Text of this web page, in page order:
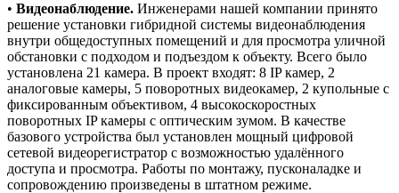
• Видеонаблюдение. Инженерами нашей компании принято
решение установки гибридной системы видеонаблюдения
внутри общедоступных помещений и для просмотра уличной
обстановки с подходом и подъездом к объекту. Всего было
установлена 21 камера. В проект входят: 8 IP камер, 2
аналоговые камеры, 5 поворотных видеокамер, 2 купольные с
фиксированным объективом, 4 высокоскоростных
поворотных IP камеры с оптическим зумом. В качестве
базового устройства был установлен мощный цифровой
сетевой видеорегистратор с возможностью удалённого
доступа и просмотра. Работы по монтажу, пусконаладке и
сопровождению произведены в штатном режиме.